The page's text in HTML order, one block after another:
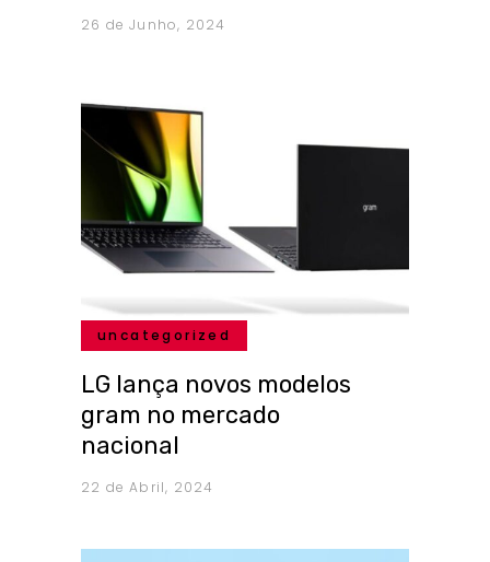
26 de Junho, 2024
uncategorized
LG lança novos modelos
gram no mercado
nacional
22 de Abril, 2024